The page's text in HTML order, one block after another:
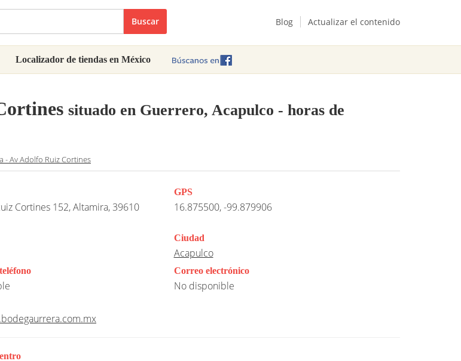
Buscar Blog Actualizar el contenido
Localizador de tiendas en México
situado en Guerrero, Acapulco - horas de
- Av Adolfo Ruiz Cortines
Cortines 152, Altamira, 39610
GPS
16.875500, -99.879906
Ciudad
Acapulco
Correo electrónico
No disponible